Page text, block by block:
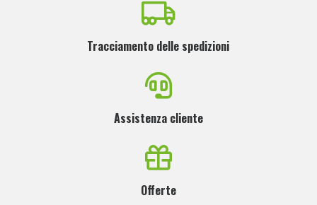
Tracciamento delle spedizioni
Assistenza cliente
Offerte